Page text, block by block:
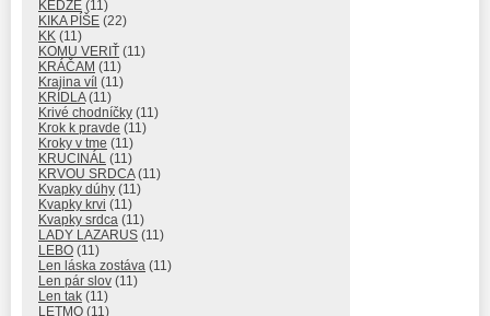
KEĎŽE (11)
KIKA PÍŠE (22)
KK (11)
KOMU VERIŤ (11)
KRÁČAM (11)
Krajina víl (11)
KRÍDLA(11)
Krivé chodníčky (11)
Krok k pravde (11)
Kroky v tme (11)
KRUCINÁL (11)
KRVOU SRDCA(11)
Kvapky dúhy (11)
Kvapky krvi (11)
Kvapky srdca (11)
LADY LAZARUS (11)
LEBO (11)
Len láska zostáva (11)
Len pár slov (11)
Len tak (11)
LETMO (11)